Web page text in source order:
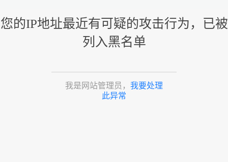
您的IP地址最近有可疑的攻击行为，已被
列入黑名单
我是网站管理员， 我要处理
此异常